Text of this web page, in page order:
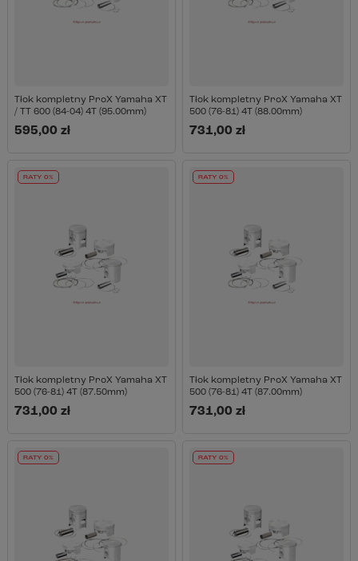
Tłok kompletny ProX Yamaha XT
/ TT 600 (84-04) 4T (95.00mm)
595,00 zł
Tłok kompletny ProX Yamaha XT
500 (76-81) 4T (88.00mm)
731,00 zł
RATY 0%
Tłok kompletny ProX Yamaha XT
500 (76-81) 4T (87.50mm)
731,00 zł
RATY 0%
Tłok kompletny ProX Yamaha XT
500 (76-81) 4T (87.00mm)
731,00 zł
RATY 0% RATY 0%